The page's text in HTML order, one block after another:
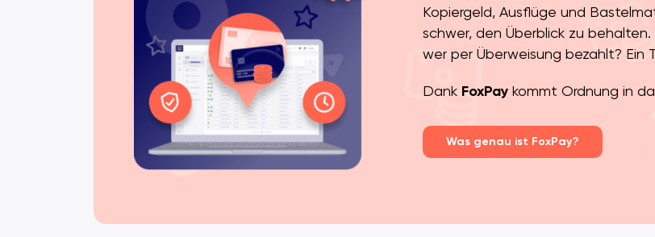
Kopiergeld, Ausflüge und
schwer, den Überblick zu
wer per Überweisung bezahlt? Ein
Dank FoxPay kommt Ordnung in
Was genau ist FoxPay?